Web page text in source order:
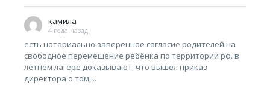
камила
4 года назад
есть нотариально заверенное согласие родителей на
свободное перемещение ребёнка по территории рф. в
летнем лагере доказывают, что вышел приказ
директора о том,...